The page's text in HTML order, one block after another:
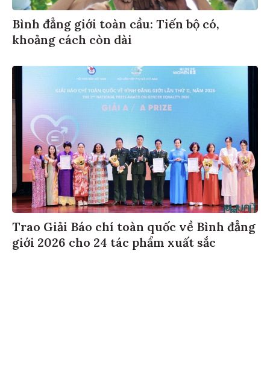
Bình đẳng giới toàn cầu: Tiến bộ có,
khoảng cách còn dài
Trao Giải Báo chí toàn quốc về Bình đẳng
giới 2026 cho 24 tác phẩm xuất sắc